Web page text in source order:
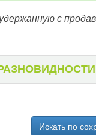
с
Искать по